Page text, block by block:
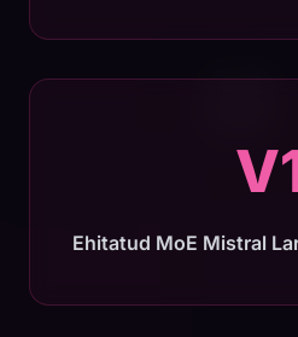
Ehitatud MoE Mistral